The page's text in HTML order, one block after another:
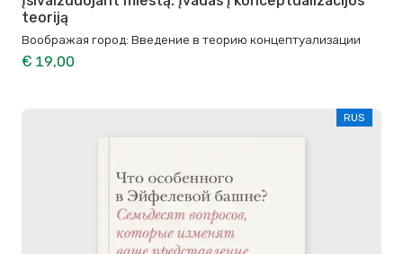
teoriją
Воображая город: Введение в теорию концептуализации
€ 19,00
RUS